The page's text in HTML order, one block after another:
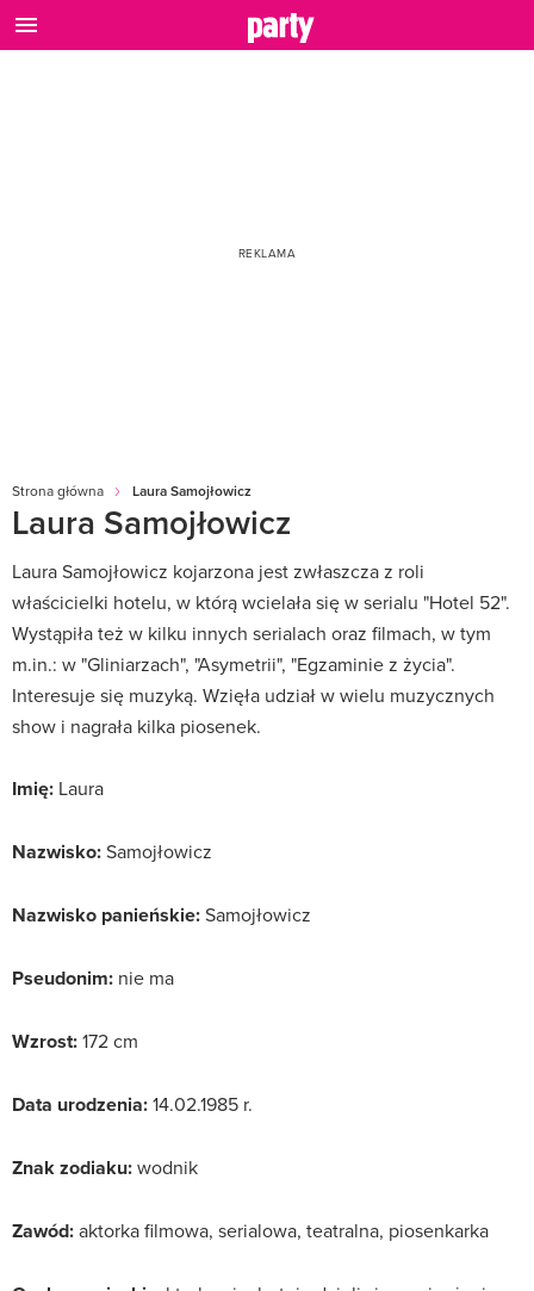
Strona główna Laura Samojłowicz
Laura Samojłowicz
Laura Samojłowicz kojarzona jest zwłaszcza z roli
właścicielki hotelu, w którą wcielała się w serialu "Hotel 52".
Wystąpiła też w kilku innych serialach oraz filmach, w tym
m.in.: w "Gliniarzach", "Asymetrii", "Egzaminie z życia".
Interesuje się muzyką. Wzięła udział w wielu muzycznych
show i nagrała kilka piosenek.
Imię: Laura
Nazwisko:Samojłowicz
Nazwisko panieńskie:Samojłowicz
Pseudonim: nie ma
Wzrost:172 cm
Data urodzenia:14.02.1985 r.
Znak zodiaku:wodnik
Zawód:aktorka filmowa, serialowa, teatralna, piosenkarka